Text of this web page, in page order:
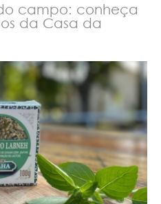
campo: conheça
da Casa da